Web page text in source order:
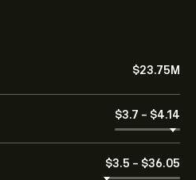
‎$‎23.75M
‎$‎3.7 - ‎$‎4.14
‎$‎3.5 - ‎$‎36.05